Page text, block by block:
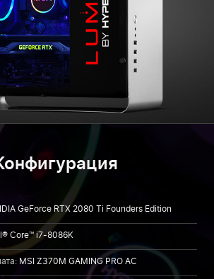
GeForce RTX 2080 Ti Founders Edition
Core™ i7-8086K
MSI Z370M GAMING PRO AC